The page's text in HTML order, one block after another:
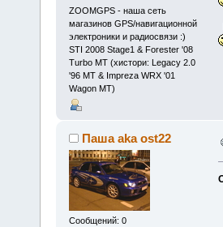
ZOOMGPS - наша сеть
магазинов GPS/навигационной
электроники и радиосвязи :)
STI 2008 Stage1 & Forester '08
Turbo MT (хистори: Legacy 2.0
'96 MT & Impreza WRX '01
Wagon MT)
Паша aka ost22
Сообщений: 0